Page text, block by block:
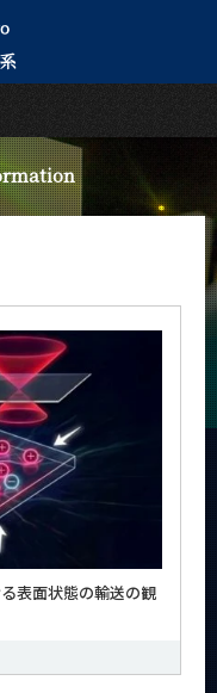
表面状態の輸送の観
English